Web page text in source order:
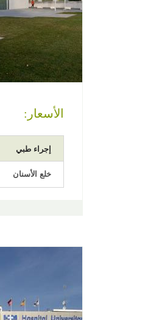
الأسعار:
إجراء طبي
خلع الأسنان